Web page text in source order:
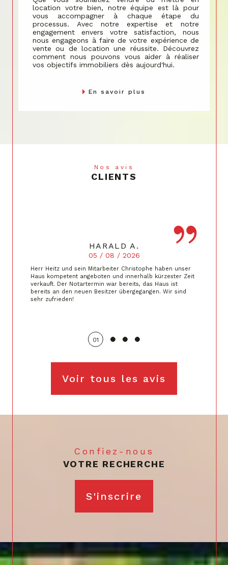
location votre bien, notre équipe est là pour
vous accompagner à chaque étape du
processus. Avec notre expertise et notre
engagement envers votre satisfaction, nous
nous engageons à faire de votre expérience de
vente ou de location une réussite. Découvrez
comment nous pouvons vous aider à réaliser
vos objectifs immobiliers dès aujourd'hui.
En savoir plus
Nos avis
CLIENTS
HARALD A.
05 / 08 / 2026
Herr Heitz und sein Mitarbeiter Christophe haben unser
Haus kompetent angeboten und innerhalb kürzester Zeit
verkauft. Der Notartermin war bereits, das Haus ist
bereits an den neuen Besitzer übergegangen. Wir sind
sehr zufrieden!
01
Voir tous les avis
Confiez-nous
VOTRE RECHERCHE
S'inscrire